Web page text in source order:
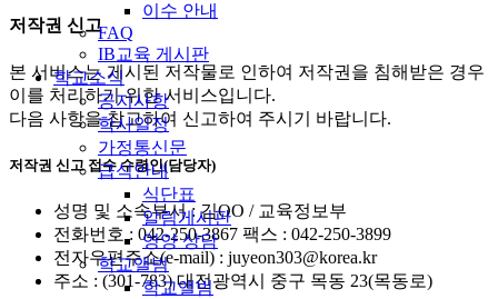
이수 안내
FAQ
IB교육 게시판
학교소식
공지사항
학사일정
가정통신문
급식안내
식단표
알림게시판
영양 상담
학교앨범
학교앨범
저작권 신고
본 서비스는 게시된 저작물로 인하여 저작권을 침해받은 경우
이를 처리하기 위한 서비스입니다.
다음 사항을 참고하여 신고하여 주시기 바랍니다.
저작권 신고 접수 수령인(담당자)
성명 및 소속부서 : 김OO / 교육정보부
전화번호 : 042-250-3867 팩스 : 042-250-3899
전자우편주소(e-mail) : juyeon303@korea.kr
주소 : (301-783) 대전광역시 중구 목동 23(목동로)